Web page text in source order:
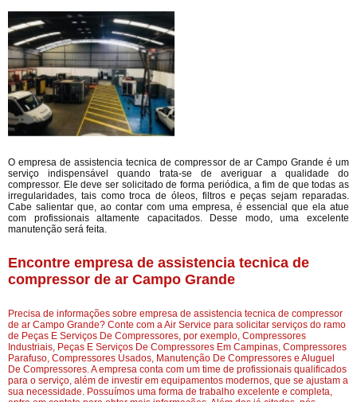
O empresa de assistencia tecnica de compressor de ar Campo Grande é um
serviço indispensável quando trata-se de averiguar a qualidade do
compressor. Ele deve ser solicitado de forma periódica, a fim de que todas as
irregularidades, tais como troca de óleos, filtros e peças sejam reparadas.
Cabe salientar que, ao contar com uma empresa, é essencial que ela atue
com profissionais altamente capacitados. Desse modo, uma excelente
manutenção será feita.
Encontre empresa de assistencia tecnica de
compressor de ar Campo Grande
Precisa de informações sobre empresa de assistencia tecnica de compressor
de ar Campo Grande? Conte com a Air Service para solicitar serviços do ramo
de Peças E Serviços De Compressores, por exemplo, Compressores
Industriais, Peças E Serviços De Compressores Em Campinas, Compressores
Parafuso, Compressores Usados, Manutenção De Compressores e Aluguel
De Compressores. A empresa conta com um time de profissionais qualificados
para o serviço, além de investir em equipamentos modernos, que se ajustam a
sua necessidade. Possuímos uma forma de trabalho excelente e completa,